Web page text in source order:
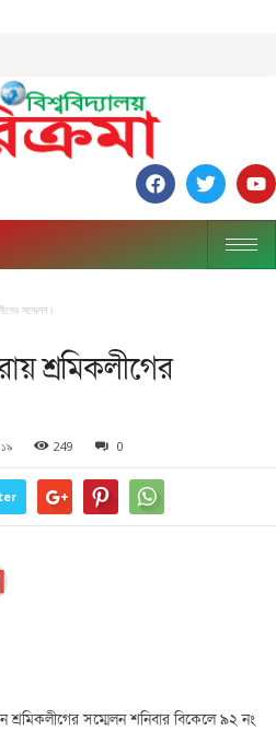
সম্মেলন।
শ্রমিকলীগের
249 0
সম্মেলন শনিবার বিকেলে ৯২ নং